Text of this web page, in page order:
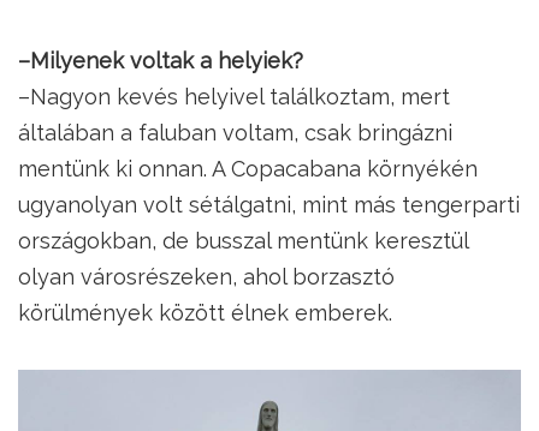
–Milyenek voltak a helyiek?
–Nagyon kevés helyivel találkoztam, mert
általában a faluban voltam, csak bringázni
mentünk ki onnan. A Copacabana környékén
ugyanolyan volt sétálgatni, mint más tengerparti
országokban, de busszal mentünk keresztül
olyan városrészeken, ahol borzasztó
körülmények között élnek emberek.